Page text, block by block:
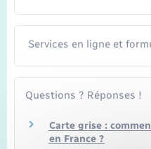
Services en ligne et
Questions ? Réponses !
Carte grise :
en France ?